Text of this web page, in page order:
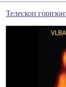
Телескоп